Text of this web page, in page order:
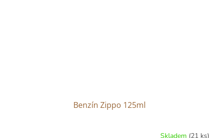
Benzín Zippo 125ml
Skladem (21 ks)